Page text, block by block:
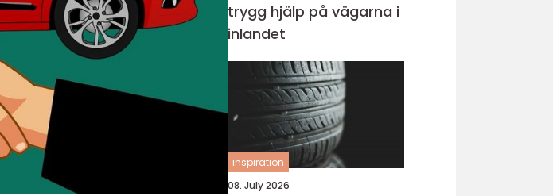
trygg hjälp på vägarna i
inlandet
inspiration
08. July 2026